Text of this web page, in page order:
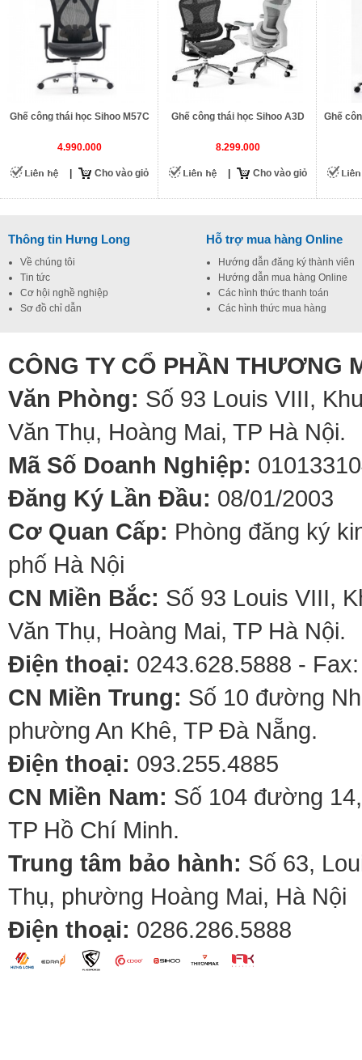
Ghế công thái học Sihoo M57C
4.990.000
Cho vào giỏ
Ghế công thái học Sihoo A3D
8.299.000
Cho vào giỏ
Ghế
Thông tin Hưng Long
Về chúng tôi
Tin tức
Cơ hội nghề nghiệp
Sơ đồ chỉ dẫn
Hỗ trợ mua hàng Online
Hướng dẫn đăng ký thành viên
Hướng dẫn mua hàng Online
Các hình thức thanh toán
Các hình thức mua hàng
CÔNG TY CỔ PHẦN THƯƠNG
Văn Phòng: Số 93 Louis VIII,
Văn Thụ, Hoàng Mai, TP Hà Nội.
Mã Số Doanh Nghiệp:
Đăng Ký Lần Đầu: 08/01/2003
Cơ Quan Cấp: Phòng đăng ký
phố Hà Nội
CN Miền Bắc: Số 93 Louis VIII,
Văn Thụ, Hoàng Mai, TP Hà Nội.
Điện thoại: 0243.628.5888 -
CN Miền Trung: Số 10 đường
phường An Khê, TP Đà Nẵng.
Điện thoại: 093.255.4885
CN Miền Nam: Số 104 đường
TP Hồ Chí Minh.
Trung tâm bảo hành: Số 63,
Thụ, phường Hoàng Mai, Hà Nội
Điện thoại: 0286.286.5888